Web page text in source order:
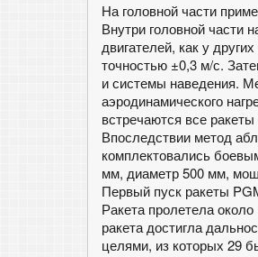
На головной части
Внутри головной части
двигателей, как у
точностью ±0,3 м/с.
и системы наведения.
аэродинамического
встречаются все
Впоследствии метод
комплектовались
мм, диаметр 500 мм,
Первый пуск ракеты
Ракета пролетела
ракета достигла
целями, из которых 29